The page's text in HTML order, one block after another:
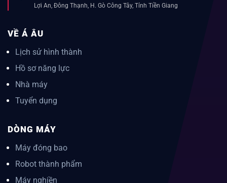
Lợi An, Đông Thạnh, H. Gò Công Tây, Tỉnh Tiền Giang
VỀ Á ÂU
Lịch sử hình thành
Hồ sơ năng lực
Nhà máy
Tuyển dụng
DÒNG MÁY
Máy đóng bao
Robot thành phẩm
Máy nghiền